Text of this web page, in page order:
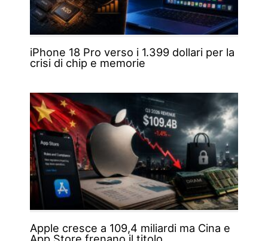
iPhone 18 Pro verso i 1.399 dollari per la
crisi di chip e memorie
Apple cresce a 109,4 miliardi ma Cina e